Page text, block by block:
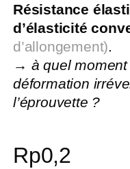
Résistance
d’élasticité
d’allongement).
→ à quel
déformation
l’éprouvette ?
Rp0,2